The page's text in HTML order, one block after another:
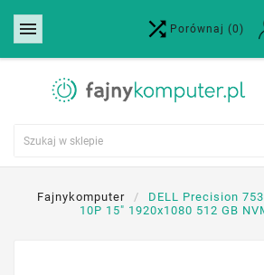
  Porównaj (0)
Fajnykomputer
DELL Precision
10P 15" 1920x1080 512 GB
Utwórz listę życzeń
Nazwa listy życzeń
Anuluj Utwórz listę